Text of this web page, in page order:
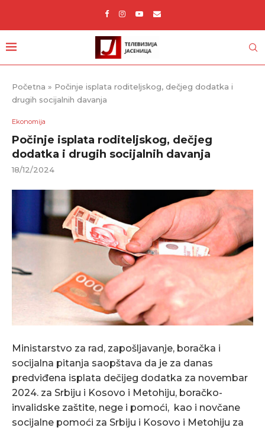
Početna » Počinje isplata roditeljskog, dečjeg dodatka i
drugih socijalnih davanja
Ekonomija
Počinje isplata roditeljskog, dečjeg
dodatka i drugih socijalnih davanja
18/12/2024
Ministarstvo za rad, zapošljavanje, boračka i
socijalna pitanja saopštava da je za danas
predviđena isplata dečijeg dodatka za novembar
2024. za Srbiju i Kosovo i Metohiju, boračko-
invalidske zaštite, nege i pomoći, kao i novčane
socijalne pomoći za Srbiju i Kosovo i Metohiju za